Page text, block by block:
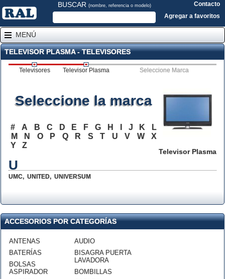
BUSCAR (nombre, referencia o modelo)
Contacto
Agregar a favoritos
MENÚ
TELEVISOR PLASMA - TELEVISORES
Televisores Televisor Plasma Seleccione Marca
Televisor Plasma
Seleccione la marca
# A B C D E F G H J K
L
M
N O P Q R S T U V W
X
Y
Z
U
UMC, UNITED, UNIVERSUM
ACCESORIOS POR CATEGORÍAS
ANTENAS
BATERÍAS
BOLSAS
ASPIRADOR
AUDIO
BISAGRA PUERTA
LAVADORA
BOMBILLAS